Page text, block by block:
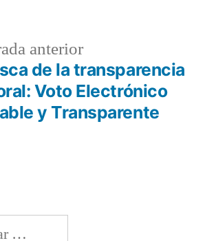
anteriorEntrada
anterior:
de la transparencia
Voto Electrónico
y Transparente